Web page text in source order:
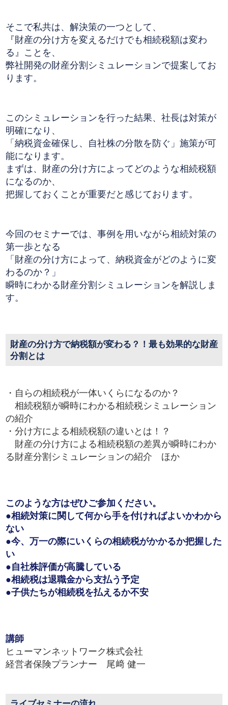
そこで私共は、解決策の一つとして、
『財産の分け方を変えるだけでも相続税額は変わ
る』ことを、
弊社開発の財産分割シミュレーションで提案してお
ります。
このシミュレーションを行った結果、社長は対策が
明確になり、
「納税資金確保し、自社株の分散を防ぐ」施策が可
能になります。
まずは、財産の分け方によってどのような相続税額
になるのか、
把握しておくことが重要だと感じております。
今回のセミナーでは、事例を用いながら相続対策の
第一歩となる
「財産の分け方によって、納税資金がどのように変
わるのか？」
瞬時にわかる財産分割シミュレーションを解説しま
す。
財産の分け方で納税額が変わる？！最も効果的な財産
分割とは
・自らの相続税が一体いくらになるのか？
相続税額が瞬時にわかる相続税シミュレーション
の紹介
・分け方による相続税額の違いとは！？
財産の分け方による相続税額の差異が瞬時にわか
る財産分割シミュレーションの紹介 ほか
このような方はぜひご参加ください。
●相続対策に関して何から手を付ければよいかわから
ない
●今、万一の際にいくらの相続税がかかるか把握した
い
●自社株評価が高騰している
●相続税は退職金から支払う予定
●子供たちが相続税を払えるか不安
講師
ヒューマンネットワーク株式会社
経営者保険プランナー 尾﨑 健一